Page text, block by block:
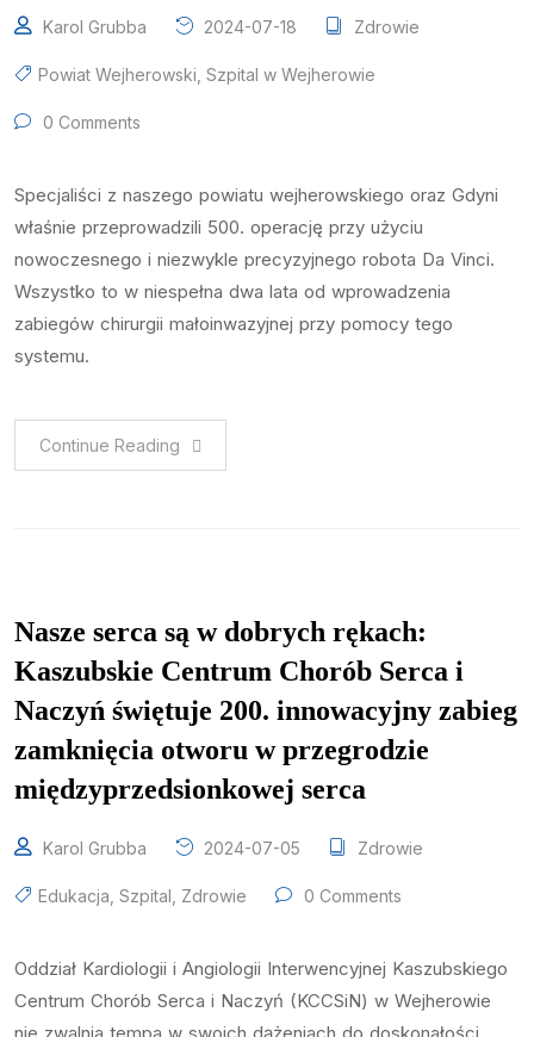
Karol Grubba 2024-07-18 Zdrowie
Powiat Wejherowski Szpital w Wejherowie
0 Comments
Specjaliści z naszego powiatu wejherowskiego oraz Gdyni
właśnie przeprowadzili 500. operację przy użyciu
nowoczesnego i niezwykle precyzyjnego robota Da Vinci.
Wszystko to w niespełna dwa lata od wprowadzenia
zabiegów chirurgii małoinwazyjnej przy pomocy tego
systemu.
Continue Reading
Nasze serca są w dobrych rękach:
Kaszubskie Centrum Chorób Serca i
Naczyń świętuje 200. innowacyjny zabieg
zamknięcia otworu w przegrodzie
międzyprzedsionkowej serca
Karol Grubba 2024-07-05 Zdrowie
Edukacja Szpital Zdrowie 0 Comments
Oddział Kardiologii i Angiologii Interwencyjnej Kaszubskiego
Centrum Chorób Serca i Naczyń (KCCSiN) w Wejherowie